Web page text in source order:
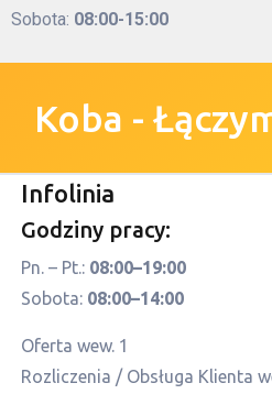
Sobota: 08:00-15:00
Koba -
Infolinia
Godziny pracy:
Pn. – Pt.: 08:00–19:00
Sobota: 08:00–14:00
Oferta wew. 1
Rozliczenia / Obsługa Klienta